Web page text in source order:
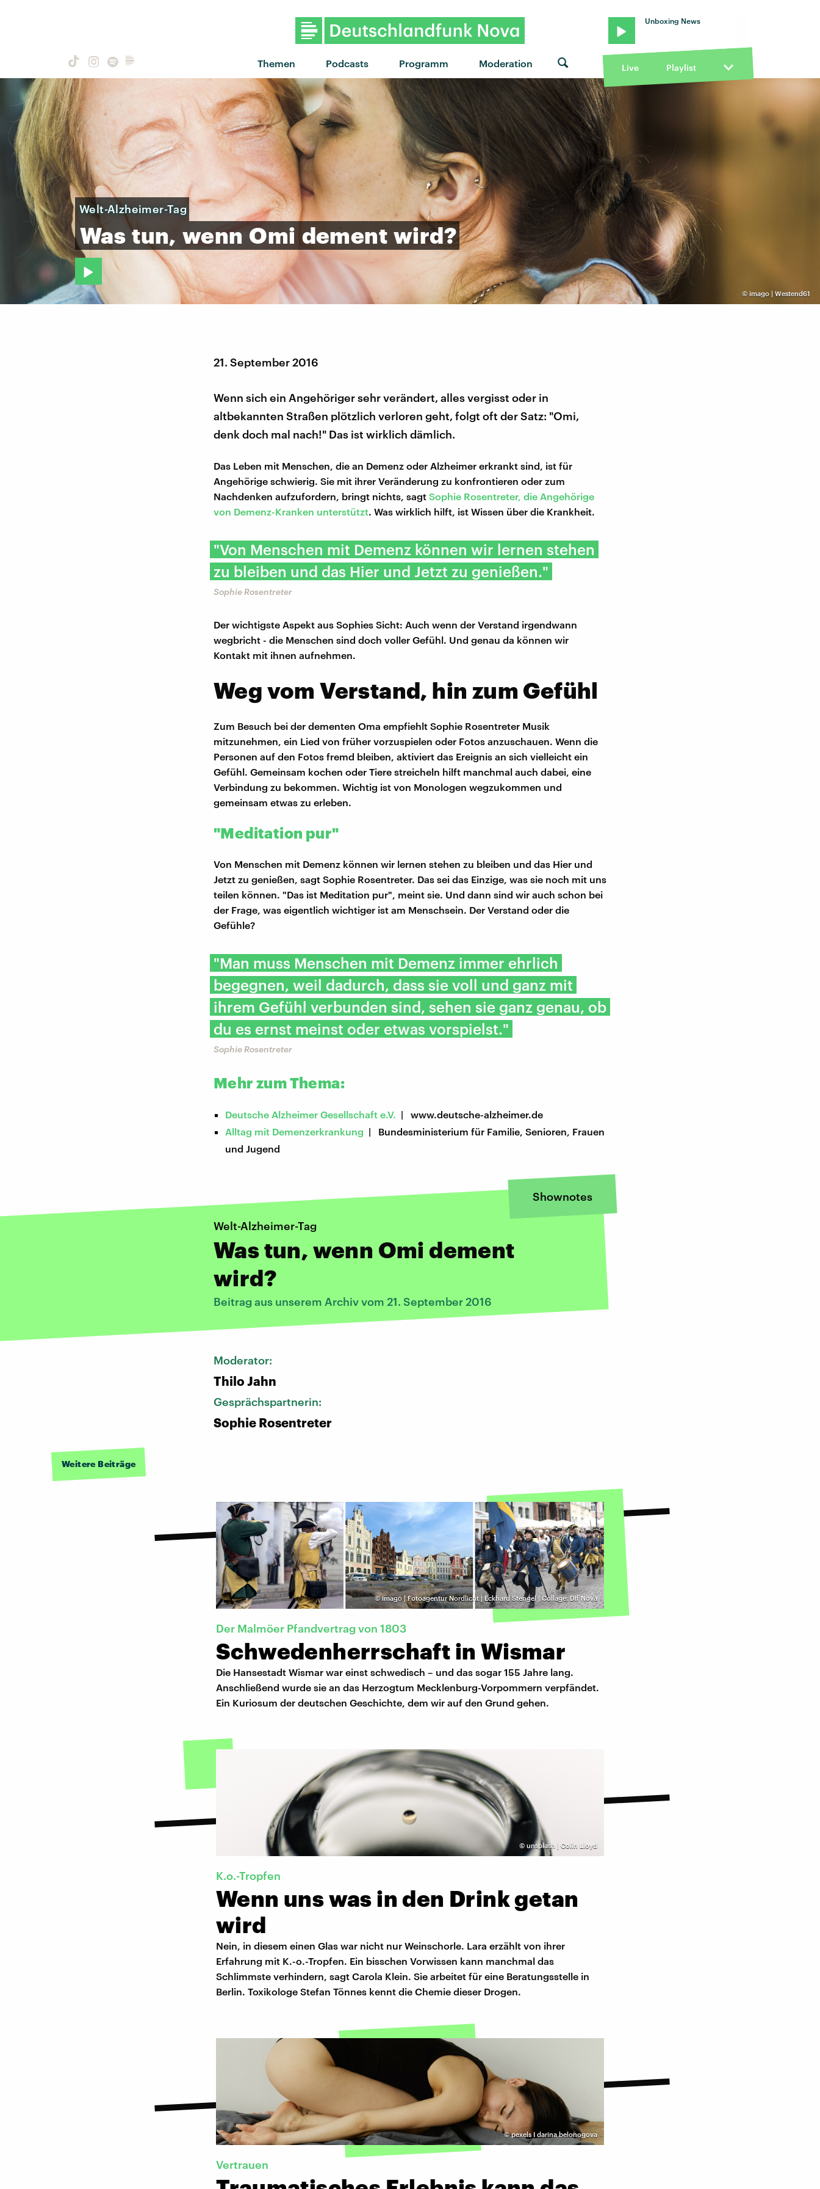
Themen Podcasts Programm Moderation
Unboxing News
Live Playlist
© imago | Westend61
Welt-Alzheimer-Tag
Was tun, wenn Omi dement wird?
21. September 2016
Wenn sich ein Angehöriger sehr verändert, alles vergisst oder in
altbekannten Straßen plötzlich verloren geht, folgt oft der Satz: "Omi,
denk doch mal nach!" Das ist wirklich dämlich.
Das Leben mit Menschen, die an Demenz oder Alzheimer erkrankt sind, ist für
Angehörige schwierig. Sie mit ihrer Veränderung zu konfrontieren oder zum
Nachdenken aufzufordern, bringt nichts, sagt Sophie Rosentreter, die Angehörige
von Demenz-Kranken unterstützt. Was wirklich hilft, ist Wissen über die Krankheit.
"Von Menschen mit Demenz können wir lernen stehen
zu bleiben und das Hier und Jetzt zu genießen."
Sophie Rosentreter
Der wichtigste Aspekt aus Sophies Sicht: Auch wenn der Verstand irgendwann
wegbricht - die Menschen sind doch voller Gefühl. Und genau da können wir
Kontakt mit ihnen aufnehmen.
Weg vom Verstand, hin zum Gefühl
Zum Besuch bei der dementen Oma empfiehlt Sophie Rosentreter Musik
mitzunehmen, ein Lied von früher vorzuspielen oder Fotos anzuschauen. Wenn die
Personen auf den Fotos fremd bleiben, aktiviert das Ereignis an sich vielleicht ein
Gefühl. Gemeinsam kochen oder Tiere streicheln hilft manchmal auch dabei, eine
Verbindung zu bekommen. Wichtig ist von Monologen wegzukommen und
gemeinsam etwas zu erleben.
"Meditation pur"
Von Menschen mit Demenz können wir lernen stehen zu bleiben und das Hier und
Jetzt zu genießen, sagt Sophie Rosentreter. Das sei das Einzige, was sie noch mit uns
teilen können. "Das ist Meditation pur", meint sie. Und dann sind wir auch schon bei
der Frage, was eigentlich wichtiger ist am Menschsein. Der Verstand oder die
Gefühle?
"Man muss Menschen mit Demenz immer ehrlich
begegnen, weil dadurch, dass sie voll und ganz mit
ihrem Gefühl verbunden sind, sehen sie ganz genau, ob
du es ernst meinst oder etwas vorspielst."
Sophie Rosentreter
Mehr zum Thema:
Deutsche Alzheimer Gesellschaft e.V. | www.deutsche-alzheimer.de
Alltag mit Demenzerkrankung | Bundesministerium für Familie, Senioren, Frauen
und Jugend
Shownotes
Welt-Alzheimer-Tag
Was tun, wenn Omi dement
wird?
Beitrag aus unserem Archiv vom 21. September 2016
Moderator:
Thilo Jahn
Gesprächspartnerin:
Sophie Rosentreter
Weitere Beiträge
©imago | Fotoagentur Nordlicht | Eckhard Stengel | Collage: Dlf Nova
Der Malmöer Pfandvertrag von 1803
Schwedenherrschaft in Wismar
Die Hansestadt Wismar war einst schwedisch – und das sogar 155 Jahre lang.
Anschließend wurde sie an das Herzogtum Mecklenburg-Vorpommern verpfändet.
Ein Kuriosum der deutschen Geschichte, dem wir auf den Grund gehen.
© unsplash | Colin Lloyd
K.o.-Tropfen
Wenn uns was in den Drink getan
wird
Nein, in diesem einen Glas war nicht nur Weinschorle. Lara erzählt von ihrer
Erfahrung mit K.-o.-Tropfen. Ein bisschen Vorwissen kann manchmal das
Schlimmste verhindern, sagt Carola Klein. Sie arbeitet für eine Beratungsstelle in
Berlin. Toxikologe Stefan Tönnes kennt die Chemie dieser Drogen.
©pexels I darina belonogova
Vertrauen